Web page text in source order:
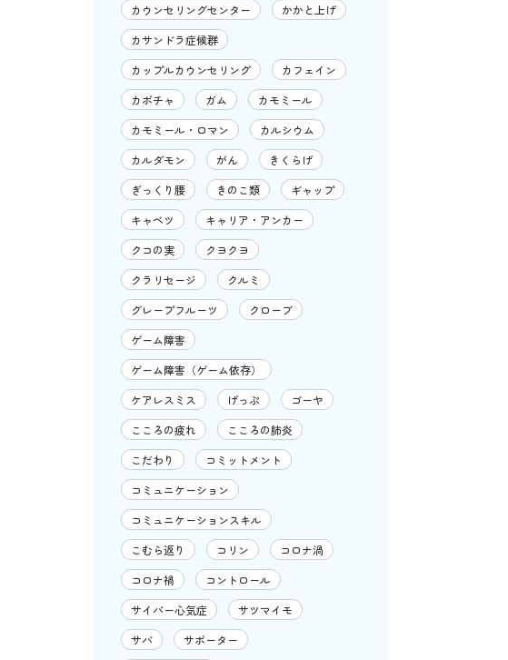
カウンセリングセンター
かかと上げ
カサンドラ症候群
カップルカウンセリング
カフェイン
カボチャ
ガム
カモミール
カモミール・ロマン
カルシウム
カルダモン
がん
きくらげ
ぎっくり腰
きのこ類
ギャップ
キャベツ
キャリア・アンカー
クコの実
クヨクヨ
クラリセージ
クルミ
グレープフルーツ
クローブ
ゲーム障害
ゲーム障害（ゲーム依存）
ケアレスミス
げっぷ
ゴーヤ
こころの疲れ
こころの肺炎
こだわり
コミットメント
コミュニケーション
コミュニケーションスキル
こむら返り
コリン
コロナ渦
コロナ禍
コントロール
サイバー心気症
サツマイモ
サバ
サポーター